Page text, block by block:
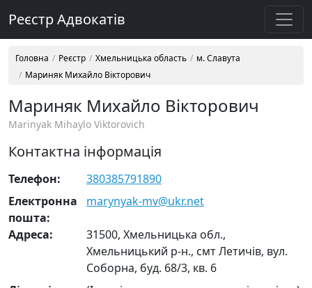
Реєстр Адвокатів
Головна Реєстр Хмельницька область
м. Славута
Мариняк Михайло Вікторович
Мариняк Михайло Вікторович
Marinyak Mihaylo Viktorovich
Контактна інформація
Телефон:
380385791890
Електронна
пошта:
marynyak-mv@ukr.net
Адреса:
31500, Хмельницька обл.,
Хмельницький р-н., смт Летичів, вул.
Соборна, буд. 68/3, кв. 6